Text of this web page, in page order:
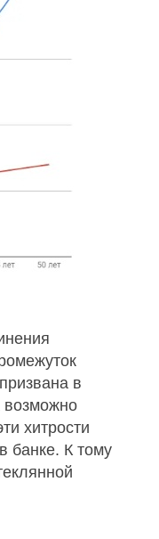
в
возможно
хитрости
банке. К тому